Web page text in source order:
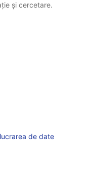
și cercetare.
de date